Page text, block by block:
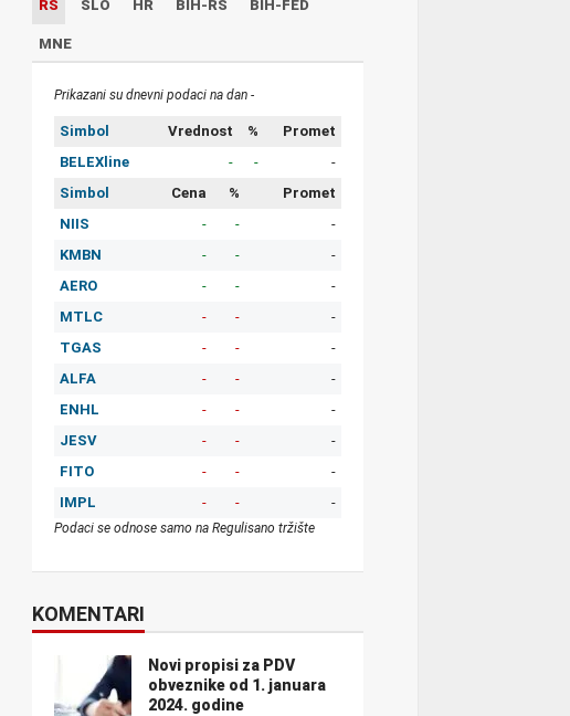
RS SLO HR BIH-RS BIH-FED
MNE
Prikazani su dnevni podaci na dan -
Simbol Vrednost %
Promet
BELEXline
- -
-
Simbol
Cena %
Promet
NIIS
- -
-
KMBN
- -
-
AERO
- -
-
MTLC
- -
-
TGAS
- -
-
ALFA
- -
-
ENHL
- -
-
JESV
- -
-
FITO
- -
-
IMPL
- - -
Podaci se odnose samo na Regulisano tržište
KOMENTARI
Novi propisi za PDV
obveznike od 1. januara
2024. godine